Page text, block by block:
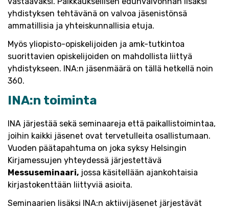
yhdistyksen tehtävänä on valvoa jäsenistönsä
ammatillisia ja yhteiskunnallisia etuja.
Myös yliopisto-opiskelijoiden ja amk-tutkintoa
suorittavien opiskelijoiden on mahdollista liittyä
yhdistykseen. INA:n jäsenmäärä on tällä hetkellä noin
360.
INA:n toiminta
INA järjestää sekä seminaareja että paikallistoimintaa,
joihin kaikki jäsenet ovat tervetulleita osallistumaan.
Vuoden päätapahtuma on joka syksy Helsingin
Kirjamessujen yhteydessä järjestettävä
Messuseminaari, jossa käsitellään ajankohtaisia
kirjastokenttään liittyviä asioita.
Seminaarien lisäksi INA:n aktiivijäsenet järjestävät